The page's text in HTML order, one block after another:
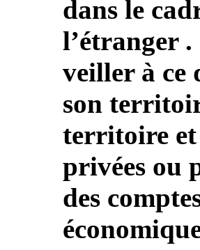
dans le
l’étranger
veiller à ce
son
territoire et
privées ou
des